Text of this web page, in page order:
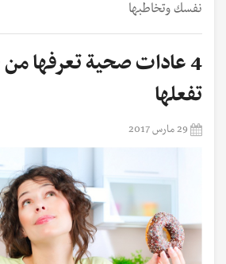
نفسك وتخاطبها
4 عادات صحية تعرفها
تفعلها
29 مارس 2017